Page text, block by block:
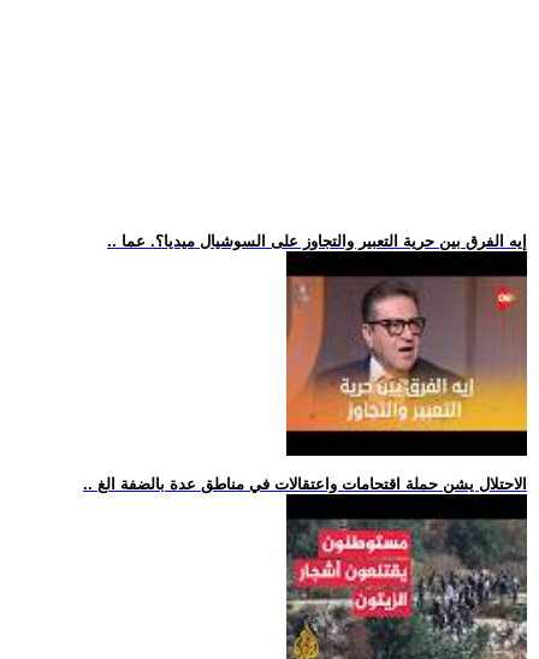
.. إيه الفرق بين حرية التعبير والتجاوز على السوشيال ميديا؟. عما
.. الاحتلال يشن حملة اقتحامات واعتقالات في مناطق عدة بالضفة الغ